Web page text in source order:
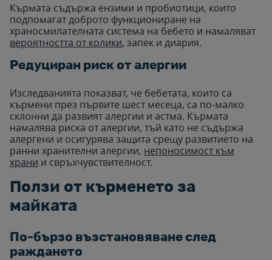
Кърмата съдържа ензими и пробиотици, които
подпомагат доброто функциониране на
храносмилателната система на бебето и намаляват
вероятността от колики, запек и диария.
Редуциран риск от алергии
Изследванията показват, че бебетата, които са
кърмени през първите шест месеца, са по-малко
склонни да развият алергии и астма. Кърмата
намалява риска от алергии, тъй като не съдържа
алергени и осигурява защита срещу развитието на
ранни хранителни алергии, непоносимост към
храни и свръхчувствителност.
Ползи от кърменето за
майката
По-бързо възстановяване след
раждането